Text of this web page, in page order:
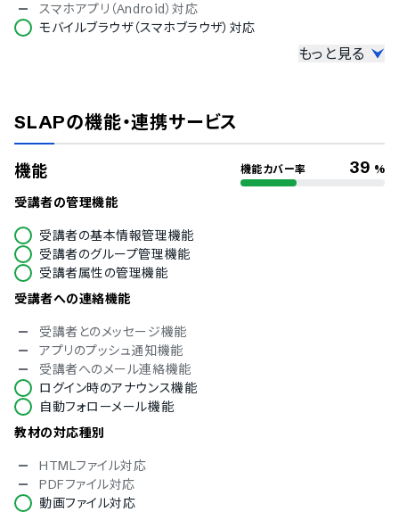
スマホアプリ（Android）対応
モバイルブラウザ（スマホブラウザ）対応
冗長化
通信の暗号化
IP制限
二要素認証・二段階認証
シングルサインオン
対応言語
中国語
デンマーク語
英語
フランス語
ドイツ語
イタリア語
韓国語
ノルウェー語
ポルトガル語
スペイン語
タイ語
インドネシア語
もっと見る
SLAPの機能・連携サービス
機能 機能カバー率 39 %
受講者の管理機能
受講者の基本情報管理機能
受講者のグループ管理機能
受講者属性の管理機能
受講者への連絡機能
受講者とのメッセージ機能
アプリのプッシュ通知機能
受講者へのメール連絡機能
ログイン時のアナウンス機能
自動フォローメール機能
教材の対応種別
HTMLファイル対応
PDFファイル対応
動画ファイル対応